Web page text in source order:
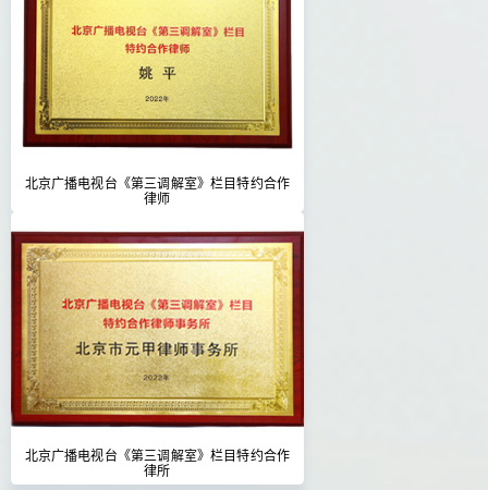
北京广播电视台《第三调解室》栏目特约合作
律师
北京广播电视台《第三调解室》栏目特约合作
律所